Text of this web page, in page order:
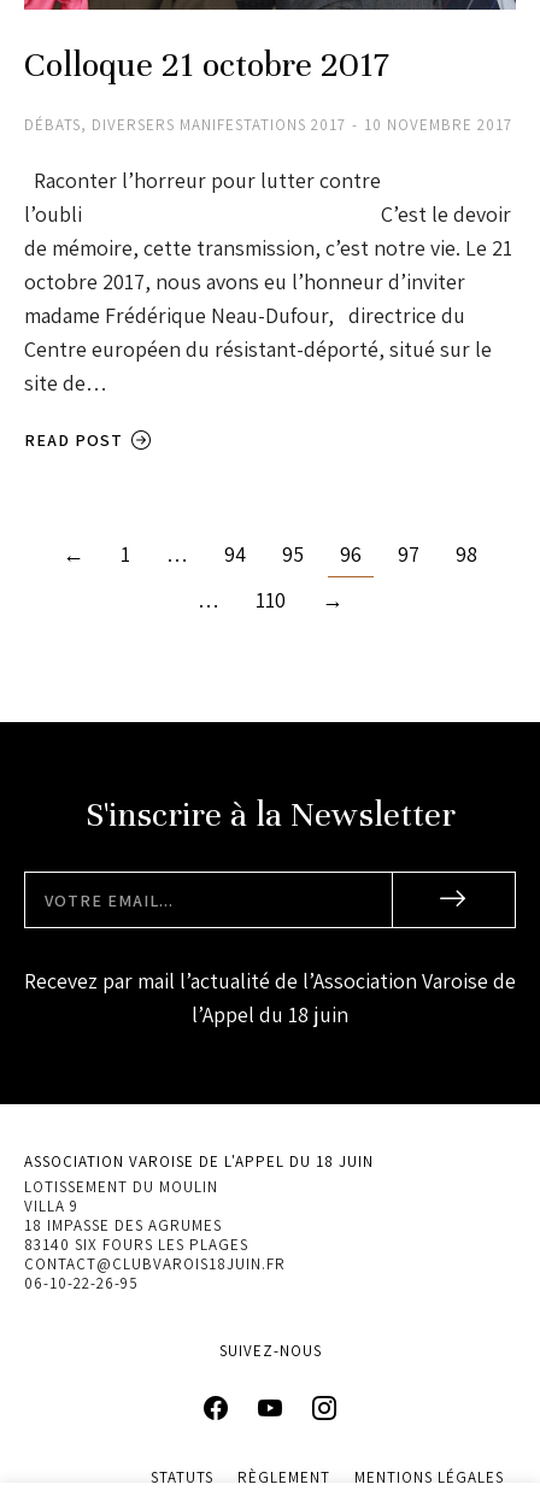
Colloque 21 octobre 2017
DÉBATS, DIVERSERS MANIFESTATIONS 2017 10 NOVEMBRE 2017
Raconter l’horreur pour lutter contre
l’oubli C’est le devoir
de mémoire, cette transmission, c’est notre vie. Le 21
octobre 2017, nous avons eu l’honneur d’inviter
madame Frédérique Neau-Dufour, directrice du
Centre européen du résistant-déporté, situé sur le
site de…
READ POST
← 1 … 94 95 96 97
98
…
110 →
S'inscrire à la Newsletter
Recevez par mail l’actualité de l’Association Varoise de
l’Appel du 18 juin
ASSOCIATION VAROISE DE L'APPEL DU 18 JUIN
LOTISSEMENT DU MOULIN
VILLA 9
18 IMPASSE DES AGRUMES
83140 SIX FOURS LES PLAGES
CONTACT@CLUBVAROIS18JUIN.FR
06-10-22-26-95
SUIVEZ-NOUS
STATUTS RÈGLEMENT
MENTIONS LÉGALES